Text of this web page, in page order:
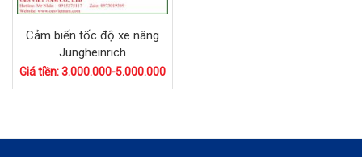
Cảm biến tốc độ xe nâng
Jungheinrich
Giá tiền: 3.000.000-5.000.000